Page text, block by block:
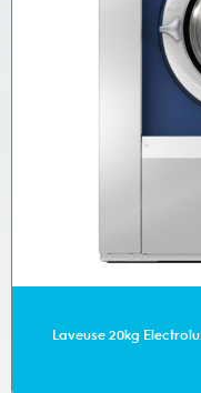
Laveuse 20kg